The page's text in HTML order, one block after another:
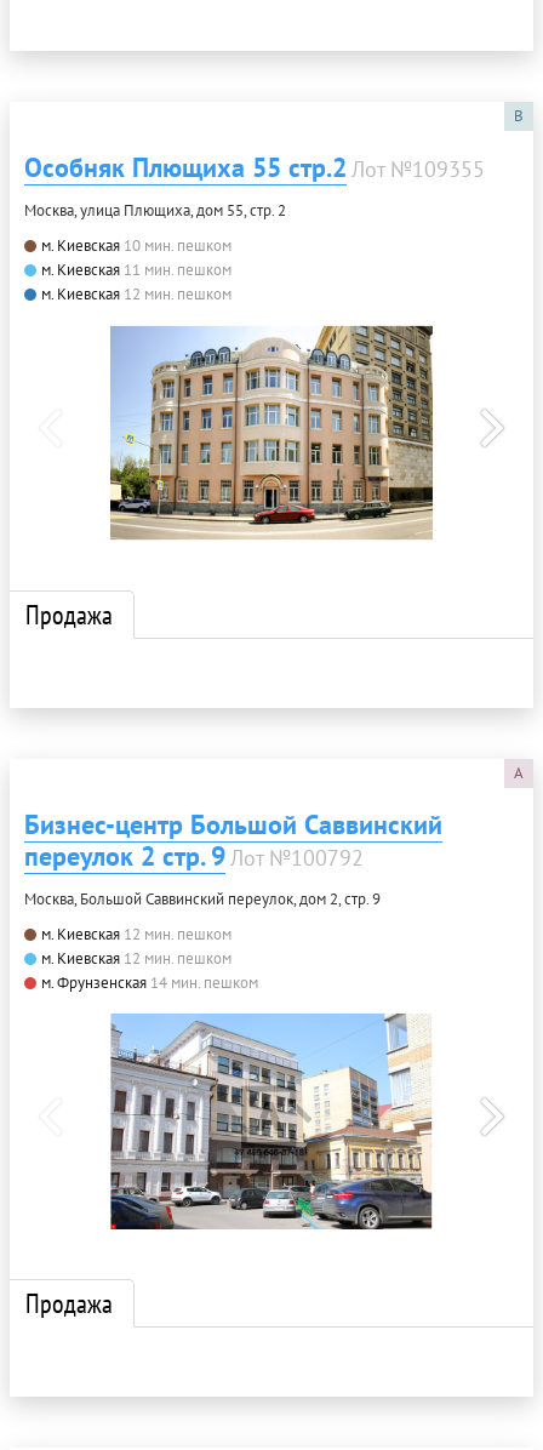
B
Особняк Плющиха 55 стр.2 Лот №109355
Москва, улица Плющиха, дом 55, стр. 2
м. Киевская 10 мин. пешком
м. Киевская 11 мин. пешком
м. Киевская 12 мин. пешком
Продажа
A
Бизнес-центр Большой Саввинский
переулок 2 стр. 9Лот №100792
Москва, Большой Саввинский переулок, дом 2, стр. 9
м. Киевская 12 мин. пешком
м. Киевская 12 мин. пешком
м. Фрунзенская 14 мин. пешком
Продажа